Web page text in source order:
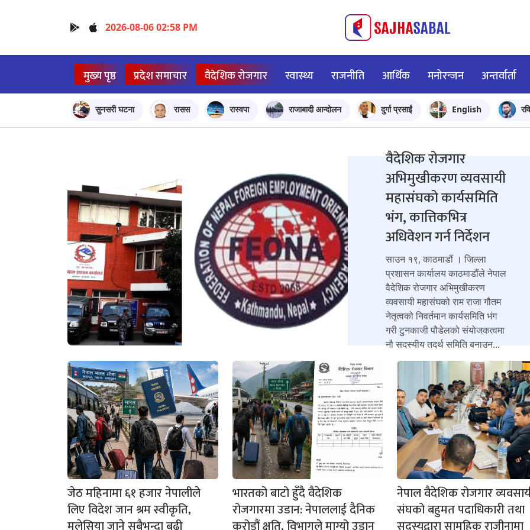
2026-08-06 02:58 PM
मुख्य पृष्ठ प्रदेश समाचार वैदेशिक रोजगार स्वास्थ्य राजनीति आर्थिक मनोरन्जन अन्तर्वार्ता
सुनसरी घटना रासस रास्वपा राजाबादी आन्दोलन दुर्गा प्रसाईं English
वैदेशिक रोजगार
अभिमुखीकरण व्यवसायी
महासंघको कार्यसमिति
भंग, कात्तिकभित्र
अधिवेशन गर्न निर्देशन
साउन १९, काठमाडौं । जिल्ला
प्रशासन कार्यालय काठमाडौंले नेपाल
वैदेशिक रोजगार अभिमुखीकरण
व्यवसायी महासंघको राम राजा गौतम
नेतृत्वको निवर्तमान कार्यसमिति भंग
गरी टुनकाजी पौडेलको संयोजकत्वमा
नौ सदस्यीय तदर्थ समिति बनाउन...
जेठ महिनामा ६१ हजार नेपालीले
लिए विदेश जान श्रम स्वीकृति,
भारतको बाटो हुँदै वैदेशिक
रोजगारमा उडान: नेपाललाई दैनिक
नेपाल वैदेशिक रोजगार
संघको बहुमत पदाधिकारी तथा